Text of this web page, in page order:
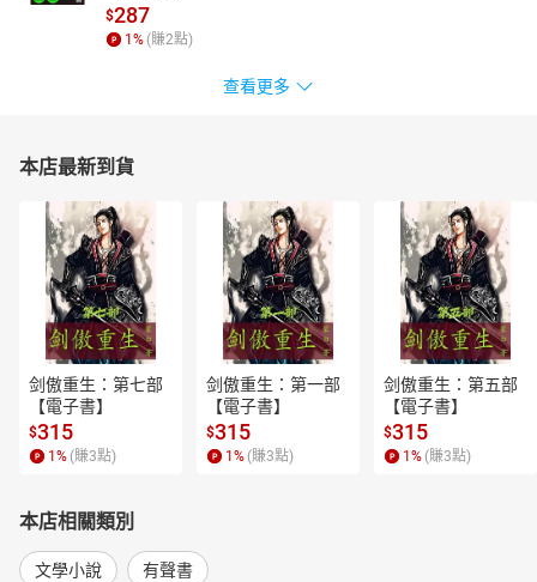
$287
1% (賺2點)
查看更多
本店最新到貨
剑傲重生：第七部
【電子書】
$315
1 % (賺3點)
剑傲重生：第一部
【電子書】
$315
1 % (賺3點)
剑傲重生：第五部
【電子書】
$315
1 % (賺3點)
本店相關類別
文學小說 有聲書